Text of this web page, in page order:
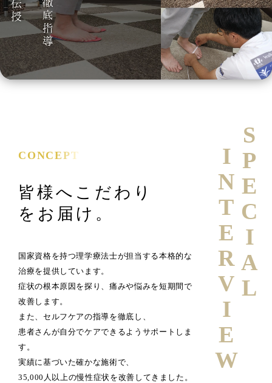
CONCEPT
皆様へこだわり
をお届け。
国家資格を持つ理学療法士が担当する本格的な
治療を提供しています。
症状の根本原因を探り、痛みや悩みを短期間で
改善します。
また、セルフケアの指導を徹底し、
患者さんが自分でケアできるようサポートしま
す。
実績に基づいた確かな施術で、
35,000人以上の慢性症状を改善してきました。
SPECIAL
INTERVIEW